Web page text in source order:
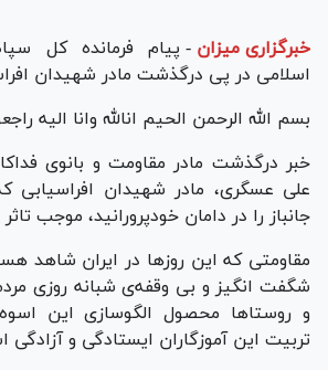
خبرگزاری میزان - پیام فرمانده کل
اسلامی در پی درگذشت مادر شهیدان
بسم الله الرحمن الحیم انالله وانا الیه
خبر درگذشت مادر مقاومت و بانوی
علی عسگری، مادر شهیدان
جانباز را در دامان خودپرورانید، موجب
مقاومتی که این روز‌ها در ایران شاهد
شگفت انگیز و بی وقفه‌ی شبانه روزی
و روستا‌ها محصول الگوسازی این
تربیت این آموزگاران ایستادگی و